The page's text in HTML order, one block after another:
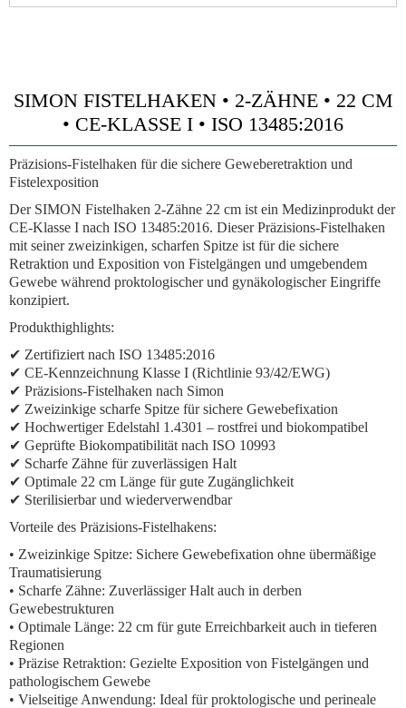
SIMON FISTELHAKEN • 2-ZÄHNE • 22 CM
• CE-KLASSE I • ISO 13485:2016
Präzisions-Fistelhaken für die sichere Geweberetraktion und
Fistelexposition
Der SIMON Fistelhaken 2-Zähne 22 cm ist ein Medizinprodukt der
CE-Klasse I nach ISO 13485:2016. Dieser Präzisions-Fistelhaken
mit seiner zweizinkigen, scharfen Spitze ist für die sichere
Retraktion und Exposition von Fistelgängen und umgebendem
Gewebe während proktologischer und gynäkologischer Eingriffe
konzipiert.
Produkthighlights:
✔ Zertifiziert nach ISO 13485:2016
✔ CE-Kennzeichnung Klasse I (Richtlinie 93/42/EWG)
✔ Präzisions-Fistelhaken nach Simon
✔ Zweizinkige scharfe Spitze für sichere Gewebefixation
✔ Hochwertiger Edelstahl 1.4301 – rostfrei und biokompatibel
✔ Geprüfte Biokompatibilität nach ISO 10993
✔ Scharfe Zähne für zuverlässigen Halt
✔ Optimale 22 cm Länge für gute Zugänglichkeit
✔ Sterilisierbar und wiederverwendbar
Vorteile des Präzisions-Fistelhakens:
• Zweizinkige Spitze: Sichere Gewebefixation ohne übermäßige
Traumatisierung
• Scharfe Zähne: Zuverlässiger Halt auch in derben
Gewebestrukturen
• Optimale Länge: 22 cm für gute Erreichbarkeit auch in tieferen
Regionen
• Präzise Retraktion: Gezielte Exposition von Fistelgängen und
pathologischem Gewebe
• Vielseitige Anwendung: Ideal für proktologische und perineale